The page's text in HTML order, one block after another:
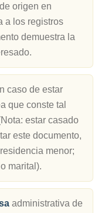
origen en
a los registros
demuestra la
caso de estar
que conste tal
estar casado
este documento,
menor;
marital).
administrativa de